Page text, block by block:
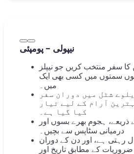
نیپولی - پومپئی
کی ٹرین کا سفر منتخب کریں جو نیپلز
سمتوں میں کسی بھی ایک
میں۔
شٹل میں دوران سفر
آرام کے لیے تیار
کیا گیا ہے۔
ذریعے، ہجوم بھرے بسوں اور
درمیانی سٹاپس سے بچیں۔
کے 7 دن فعال رہتی ہے، اور دن کے دوران
کے مطابق تاریخ اور